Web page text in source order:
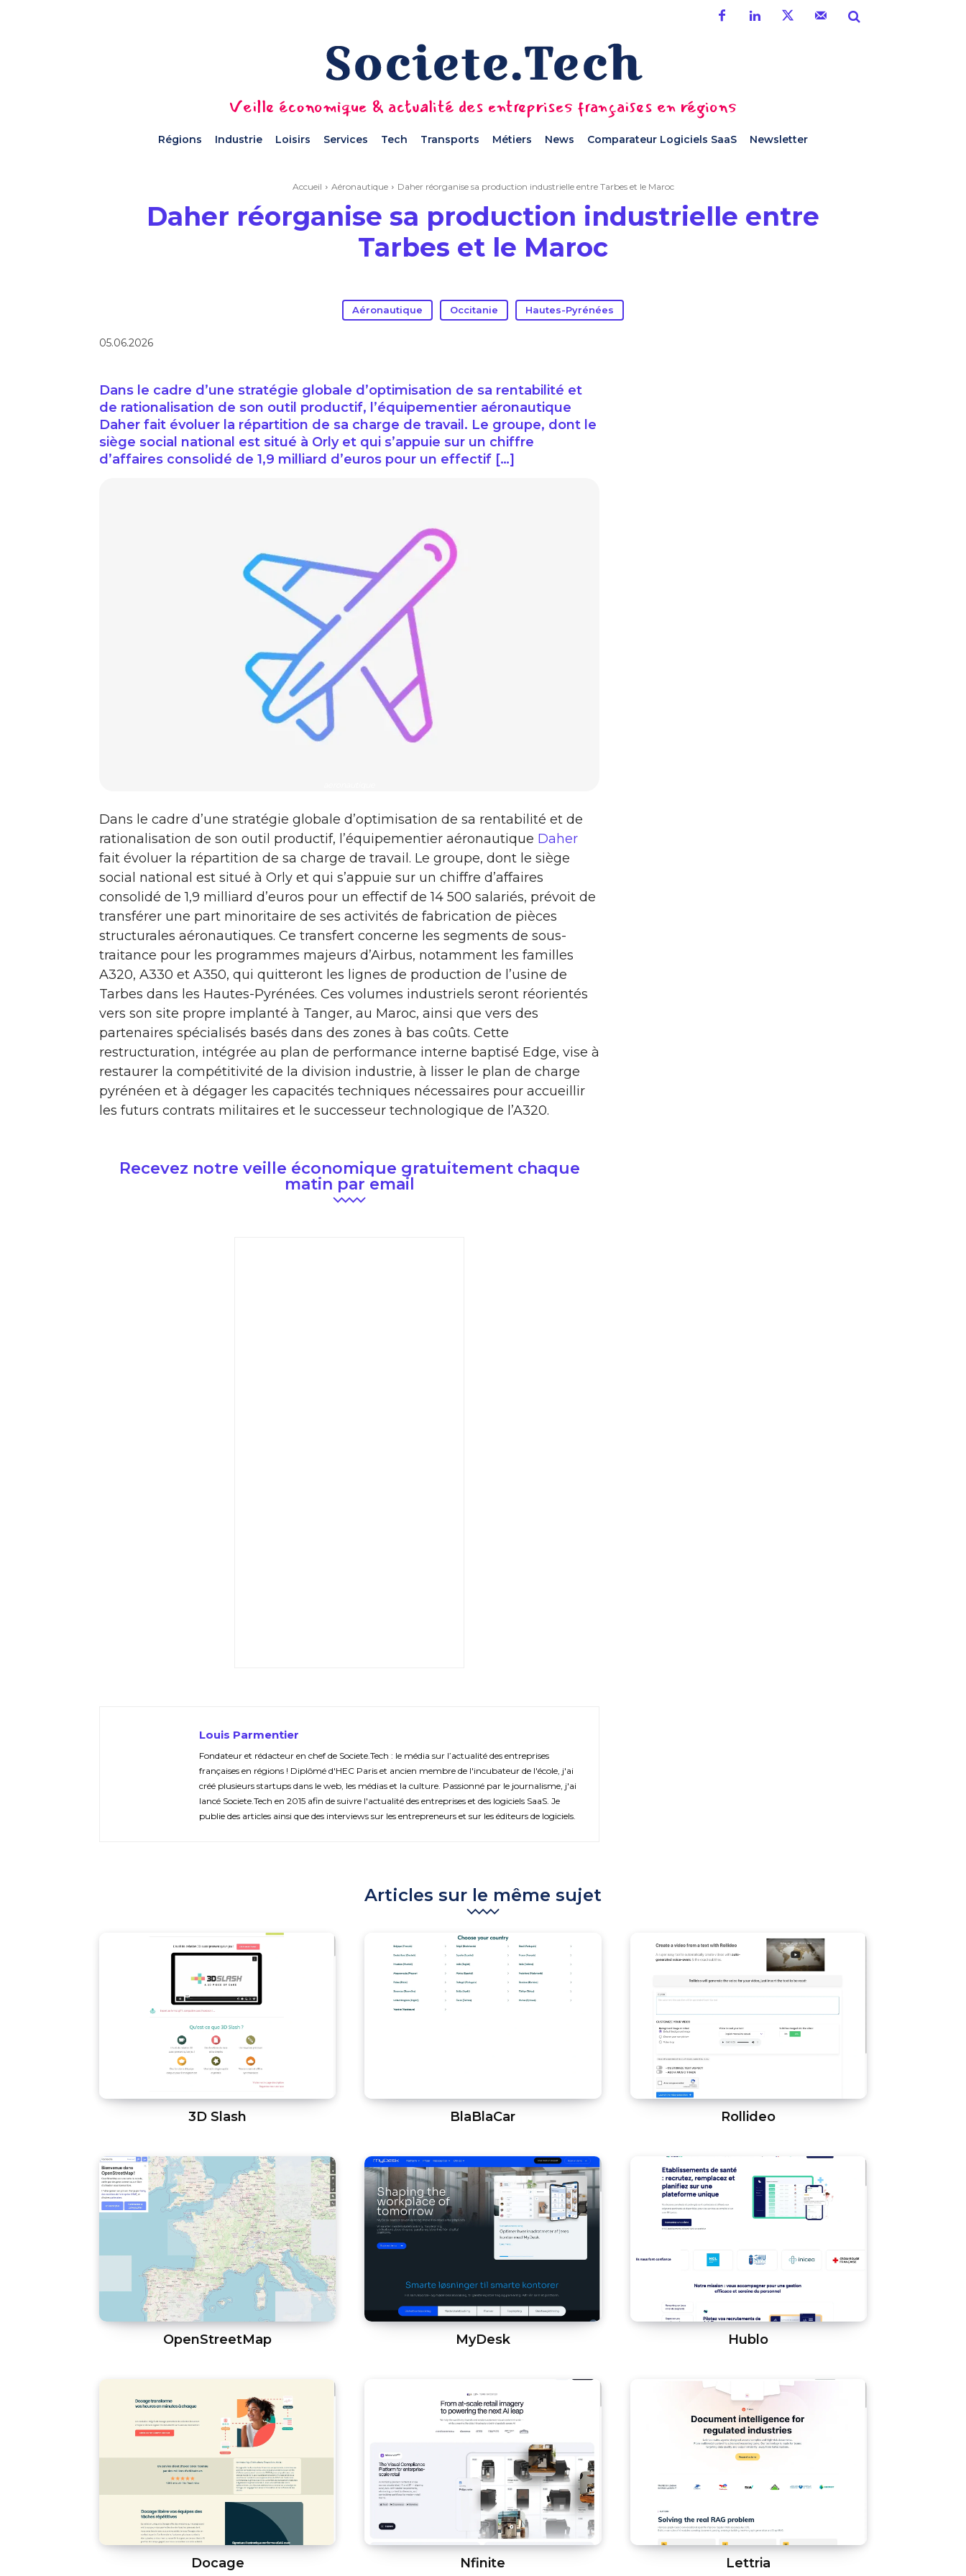
Veille économique & actualité des entreprises françaises en régions
Régions Industrie Loisirs Services Tech Transports Métiers News Comparateur Logiciels SaaS Newsletter
Accueil Aéronautique Daher réorganise sa production industrielle entre Tarbes et le Maroc
Daher réorganise sa production industrielle entre
Tarbes et le Maroc
Aéronautique Occitanie Hautes-Pyrénées
05.06.2026
Dans le cadre d’une stratégie globale d’optimisation de sa rentabilité et
de rationalisation de son outil productif, l’équipementier aéronautique
Daher fait évoluer la répartition de sa charge de travail. Le groupe, dont le
siège social national est situé à Orly et qui s’appuie sur un chiffre
d’affaires consolidé de 1,9 milliard d’euros pour un effectif […]
Dans le cadre d’une stratégie globale d’optimisation de sa rentabilité et de
rationalisation de son outil productif, l’équipementier aéronautique Daher
fait évoluer la répartition de sa charge de travail. Le groupe, dont le siège
social national est situé à Orly et qui s’appuie sur un chiffre d’affaires
consolidé de 1,9 milliard d’euros pour un effectif de 14 500 salariés, prévoit de
transférer une part minoritaire de ses activités de fabrication de pièces
structurales aéronautiques. Ce transfert concerne les segments de sous-
traitance pour les programmes majeurs d’Airbus, notamment les familles
A320, A330 et A350, qui quitteront les lignes de production de l’usine de
Tarbes dans les Hautes-Pyrénées. Ces volumes industriels seront réorientés
vers son site propre implanté à Tanger, au Maroc, ainsi que vers des
partenaires spécialisés basés dans des zones à bas coûts. Cette
restructuration, intégrée au plan de performance interne baptisé Edge, vise à
restaurer la compétitivité de la division industrie, à lisser le plan de charge
pyrénéen et à dégager les capacités techniques nécessaires pour accueillir
les futurs contrats militaires et le successeur technologique de l’A320.
Recevez notre veille économique gratuitement chaque
matin par email
Louis Parmentier
Fondateur et rédacteur en chef de Societe.Tech : le média sur l’actualité des entreprises
françaises en régions ! Diplômé d'HEC Paris et ancien membre de l'incubateur de l'école, j'ai
créé plusieurs startups dans le web, les médias et la culture. Passionné par le journalisme, j'ai
lancé Societe.Tech en 2015 afin de suivre l'actualité des entreprises et des logiciels SaaS. Je
publie des articles ainsi que des interviews sur les entrepreneurs et sur les éditeurs de logiciels.
Articles sur le même sujet
3D Slash BlaBlaCar Rollideo
OpenStreetMap MyDesk Hublo
Docage Nfinite Lettria